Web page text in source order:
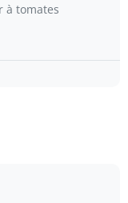
à tomates